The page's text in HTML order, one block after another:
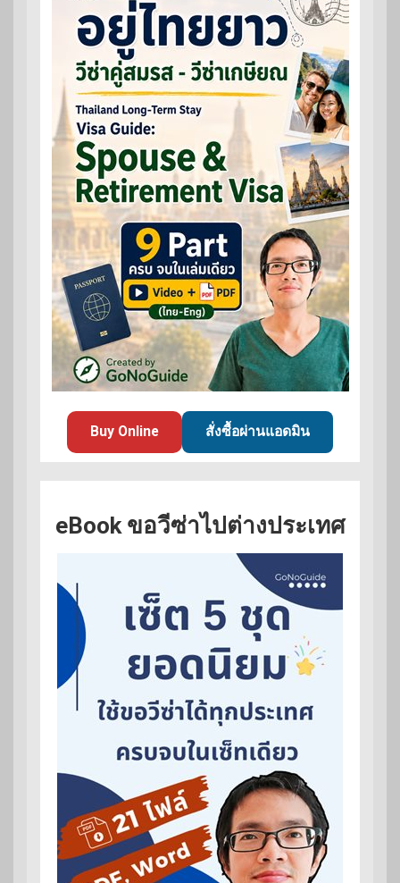
Buy Online สั่งซื้อผ่านแอดมิน
eBook ขอวีซ่าไปต่างประเทศ